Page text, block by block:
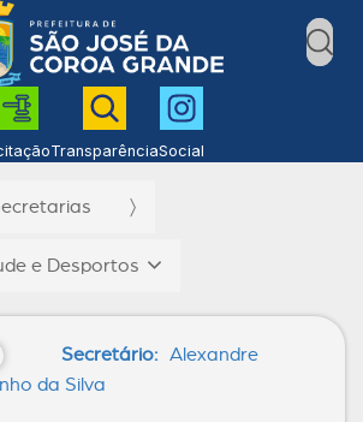
TransparênciaSocial
e Desportos
Secretário: Alexandre
da Silva